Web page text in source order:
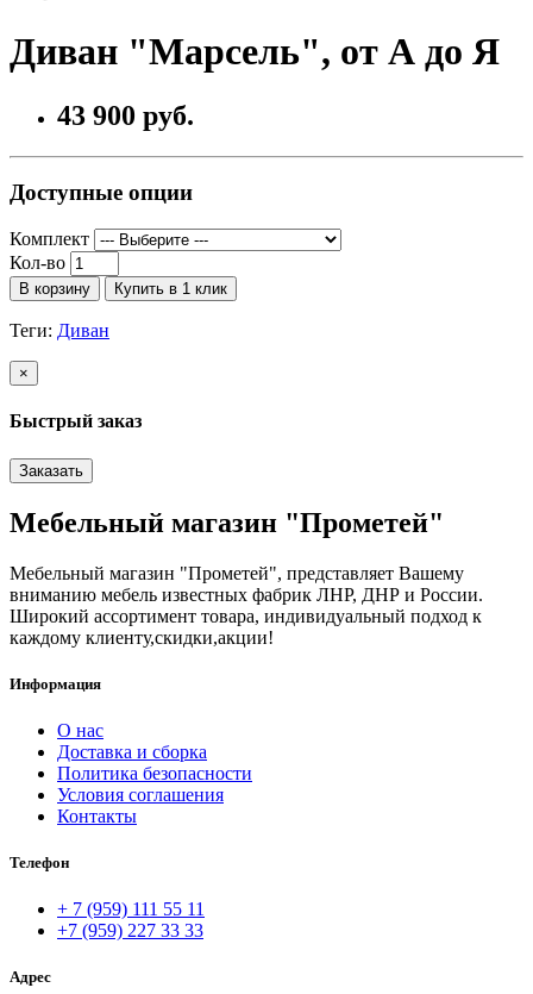
Диван "Марсель", от А до Я
43 900 руб.
Доступные опции
Комплект
Кол-во
В корзину Купить в 1 клик
Теги: Диван
×
Быстрый заказ
Заказать
Мебельный магазин "Прометей"
Мебельный магазин "Прометей", представляет Вашему
вниманию мебель известных фабрик ЛНР, ДНР и России.
Широкий ассортимент товара, индивидуальный подход к
каждому клиенту,скидки,акции!
Информация
О нас
Доставка и сборка
Политика безопасности
Условия соглашения
Контакты
Телефон
+ 7 (959) 111 55 11
+7 (959) 227 33 33
Адрес